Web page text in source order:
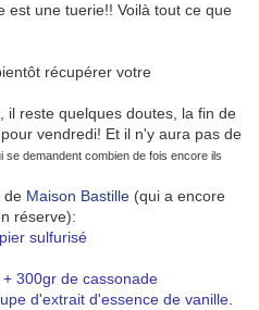
est une tuerie!! Voilà tout ce que
récupérer votre
il reste quelques doutes, la fin de
vendredi! Et il n'y aura pas de
demandent combien de fois encore ils
de Maison Bastille (qui a encore
réserve):
sulfurisé
300gr de cassonade
d'extrait d'essence de vanille.